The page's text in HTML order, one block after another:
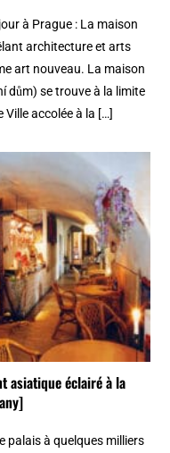
à Prague : La maison
architecture et arts
art nouveau. La maison
dům) se trouve à la limite
Ville accolée à la […]
asiatique éclairé à la
palais à quelques milliers